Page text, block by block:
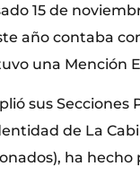
15 de
año contaba
una Mención
sus
de La
ha